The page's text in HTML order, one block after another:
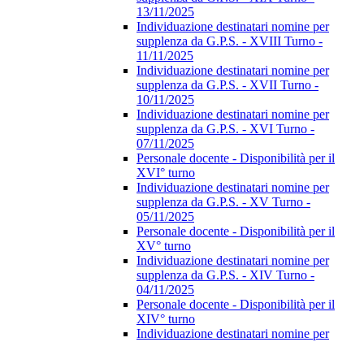
13/11/2025
Individuazione destinatari nomine per
supplenza da G.P.S. - XVIII Turno -
11/11/2025
Individuazione destinatari nomine per
supplenza da G.P.S. - XVII Turno -
10/11/2025
Individuazione destinatari nomine per
supplenza da G.P.S. - XVI Turno -
07/11/2025
Personale docente - Disponibilità per il
XVI° turno
Individuazione destinatari nomine per
supplenza da G.P.S. - XV Turno -
05/11/2025
Personale docente - Disponibilità per il
XV° turno
Individuazione destinatari nomine per
supplenza da G.P.S. - XIV Turno -
04/11/2025
Personale docente - Disponibilità per il
XIV° turno
Individuazione destinatari nomine per